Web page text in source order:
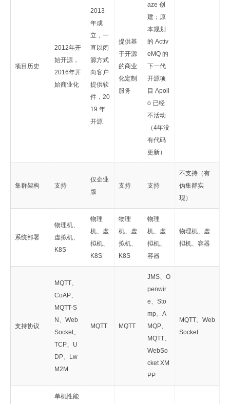
项目历史
2012年开
始开源，
2016年开
始商业化
2013
年成
立，一
直以闭
源方式
向客户
提供软
件，20
19 年
开源
提供基
于开源
的商业
化定制
服务
aze 创
建；原
本规划
的 Activ
eMQ 的
下一代
开源项
目 Apoll
o 已经
不活动
（4年没
有代码
更新）
集群架构 支持
仅企业
版
支持 支持
不支持（有
伪集群实
现）
系统部署
物理机、
虚拟机、
K8S
物理
机、虚
拟机、
K8S
物理
机、虚
拟机、
K8S
物理
机、虚
拟机、
容器
物理机、虚
拟机、容器
支持协议
MQTT、
CoAP、
MQTT-S
N、Web
Socket、
TCP、U
DP、Lw
M2M
MQTT MQTT
JMS、O
penwir
e、Sto
mp、A
MQP、
MQTT、
WebSo
cket XM
PP
MQTT、Web
Socket
单机性能